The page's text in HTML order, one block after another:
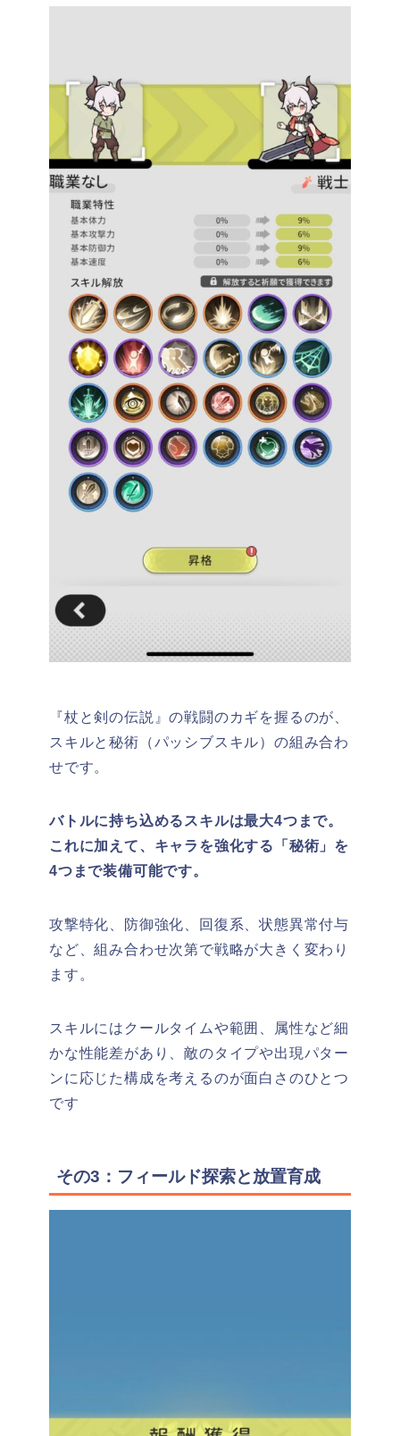
『杖と剣の伝説』の戦闘のカギを握るのが、
スキルと秘術（パッシブスキル）の組み合わ
せです。
バトルに持ち込めるスキルは最大4つまで。
これに加えて、キャラを強化する「秘術」を
4つまで装備可能です。
攻撃特化、防御強化、回復系、状態異常付与
など、組み合わせ次第で戦略が大きく変わり
ます。
スキルにはクールタイムや範囲、属性など細
かな性能差があり、敵のタイプや出現パター
ンに応じた構成を考えるのが面白さのひとつ
です
その3：フィールド探索と放置育成